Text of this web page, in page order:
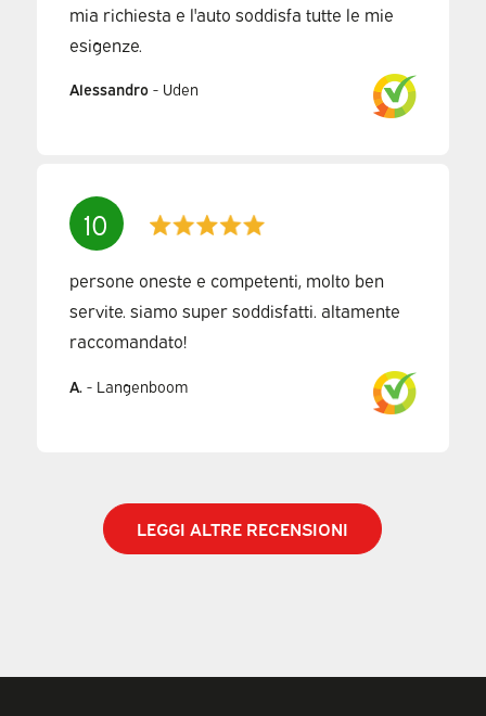
mia richiesta e l'auto soddisfa tutte le mie
esigenze.
Alessandro - Uden
10
persone oneste e competenti, molto ben
servite. siamo super soddisfatti. altamente
raccomandato!
A.- Langenboom
LEGGI ALTRE RECENSIONI